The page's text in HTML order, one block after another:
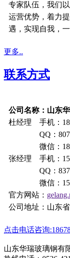
专家队伍，我们
运营优势，着力
遇，实现自我，
更多..
联系方式
公司名称：山东
杜经理 手机：
QQ：
微信：
张经理 手机：
QQ：
微信：
官方网站：
公司地址：山东
点击电话咨询
山东华瑞玻璃钢